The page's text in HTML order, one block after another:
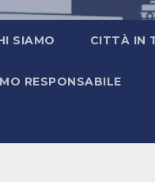
SIAMO CITTÀ IN
RESPONSABILE